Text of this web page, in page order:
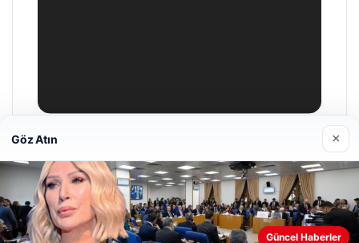
Prenses Night Club
Nisan 29, 2026
Web sitemizi nasıl kullandığınızı daha iyi anlayabilmek,
Göz Atın ×
Güncel Haberler